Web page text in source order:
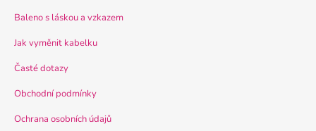
Baleno s láskou a vzkazem
Jak vyměnit kabelku
Časté dotazy
Obchodní podmínky
Ochrana osobních údajů